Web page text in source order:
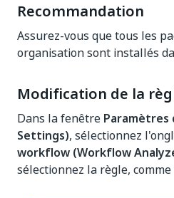
Recommandation
Assurez-vous que tous les
organisation sont installés
Modification de la
Dans la fenêtre
Settings), sélectionnez
workflow (Workflow
sélectionnez la règle,